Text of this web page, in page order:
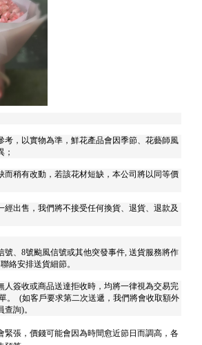
考，以實物為準，鮮花產品會因季節、花藝師風
；
而稍有改動，若該花材短缺，本公司將以同等價
經出售，我們將不接受任何換貨、退貨、退款及
號、8號颱風信號或其他突發事件, 送貨服務將作
絡安排送貨細節。
人簽收或商品送達拒收時，均將一律視為交易完
。 (如客戶要求第二次送遞，我們將會收取額外
詢)。
緊張，價錢可能會因為時間愈近節日而調高，各